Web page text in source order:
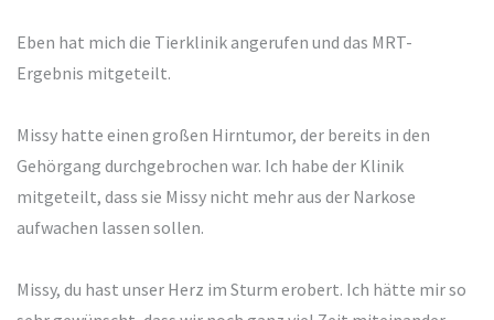
Eben hat mich die Tierklinik angerufen und das MRT-
Ergebnis mitgeteilt.
Missy hatte einen großen Hirntumor, der bereits in den
Gehörgang durchgebrochen war. Ich habe der Klinik
mitgeteilt, dass sie Missy nicht mehr aus der Narkose
aufwachen lassen sollen.
Missy, du hast unser Herz im Sturm erobert. Ich hätte mir so